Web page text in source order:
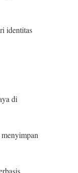
identitas
di